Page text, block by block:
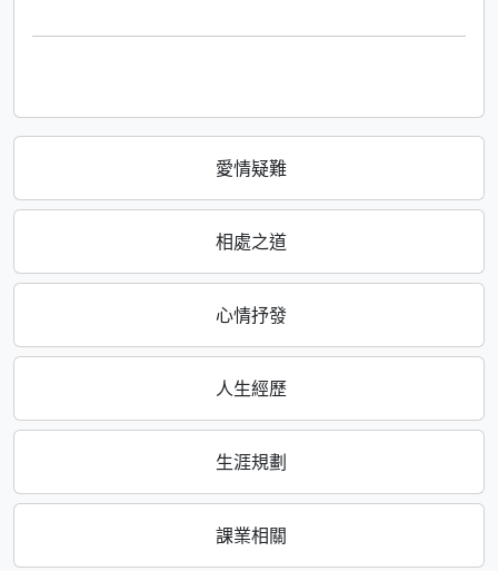
愛情疑難
相處之道
心情抒發
人生經歷
生涯規劃
課業相關